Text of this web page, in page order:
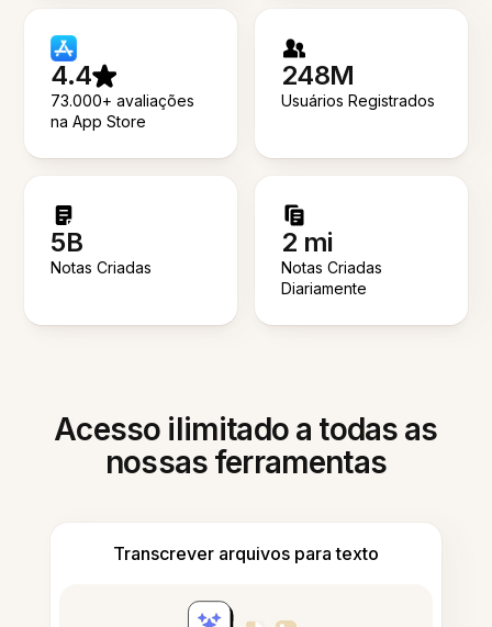
4.4
73.000+ avaliações
na App Store
248M
Usuários Registrados
5B
Notas Criadas
2 mi
Notas Criadas
Diariamente
Acesso ilimitado a todas as
nossas ferramentas
Transcrever arquivos para texto